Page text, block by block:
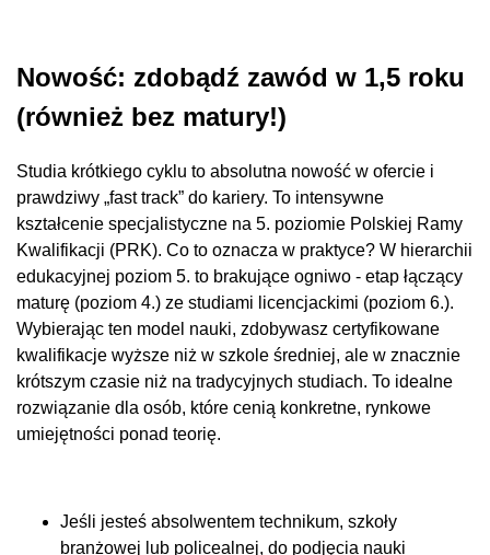
Nowość: zdobądź zawód w 1,5 roku
(również bez matury!)
Studia krótkiego cyklu to absolutna nowość w ofercie i
prawdziwy „fast track” do kariery. To intensywne
kształcenie specjalistyczne na 5. poziomie Polskiej Ramy
Kwalifikacji (PRK). Co to oznacza w praktyce? W hierarchii
edukacyjnej poziom 5. to brakujące ogniwo - etap łączący
maturę (poziom 4.) ze studiami licencjackimi (poziom 6.).
Wybierając ten model nauki, zdobywasz certyfikowane
kwalifikacje wyższe niż w szkole średniej, ale w znacznie
krótszym czasie niż na tradycyjnych studiach. To idealne
rozwiązanie dla osób, które cenią konkretne, rynkowe
umiejętności ponad teorię.
Jeśli jesteś absolwentem technikum, szkoły
branżowej lub policealnej, do podjęcia nauki